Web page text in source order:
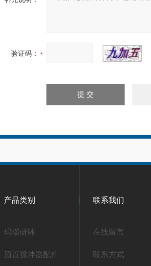
验证码：
产品类别
玛瑙研钵
顶置搅拌器配件
联系我们
在线留言
联系方式